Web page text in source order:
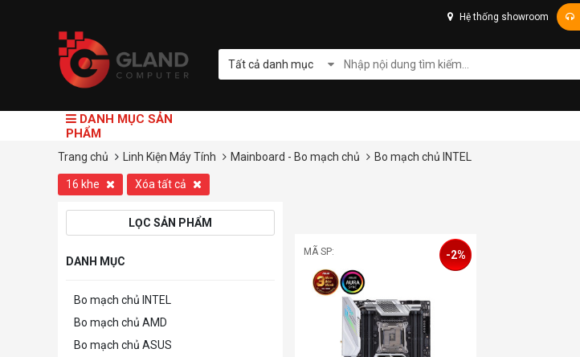
Hệ thống showroom
Tất cả danh mục
DANH MỤC SẢN
PHẨM
Trang chủ Linh Kiện Máy Tính Mainboard - Bo mạch chủ Bo mạch chủ INTEL
16 khe Xóa tất cả
LỌC SẢN PHẨM
DANH MỤC
Bo mạch chủ INTEL
Bo mạch chủ AMD
Bo mạch chủ ASUS
MÃ SP: -2%